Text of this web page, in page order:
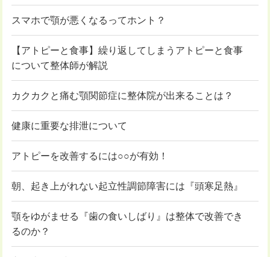
スマホで顎が悪くなるってホント？
【アトピーと食事】繰り返してしまうアトピーと食事
について整体師が解説
カクカクと痛む顎関節症に整体院が出来ることは？
健康に重要な排泄について
アトピーを改善するには○○が有効！
朝、起き上がれない起立性調節障害には『頭寒足熱』
顎をゆがませる『歯の食いしばり』は整体で改善でき
るのか？